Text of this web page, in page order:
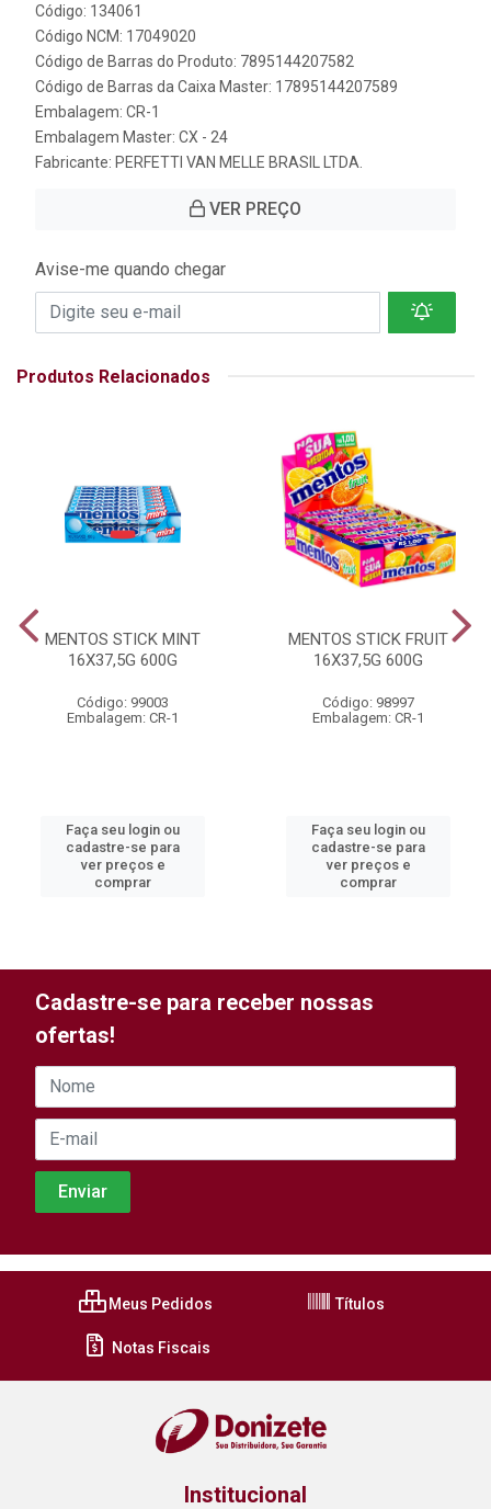
Código: 134061
Código NCM: 17049020
Código de Barras do Produto: 7895144207582
Código de Barras da Caixa Master: 17895144207589
Embalagem: CR-1
Embalagem Master: CX - 24
Fabricante: PERFETTI VAN MELLE BRASIL LTDA.
VER PREÇO
Avise-me quando chegar
Produtos Relacionados
MENTOS STICK MINT
16X37,5G 600G
Código: 99003
Embalagem: CR-1
Faça seu login ou
cadastre-se para
ver preços e
comprar
MENTOS STICK FRUIT
16X37,5G 600G
Código: 98997
Embalagem: CR-1
Faça seu login ou
cadastre-se para
ver preços e
comprar
Cadastre-se para receber nossas
ofertas!
Meus Pedidos Títulos
Notas Fiscais
Institucional